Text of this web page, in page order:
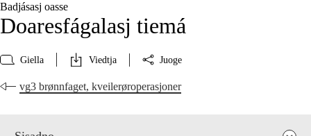
Badjásasj oasse
Doaresfágalasj tiemá
Giella Viedtja Juoge
vg3 brønnfaget, kveilerøroperasjoner